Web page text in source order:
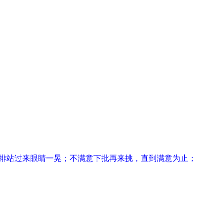
过来眼睛一晃；不满意下批再来挑，直到满意为止；